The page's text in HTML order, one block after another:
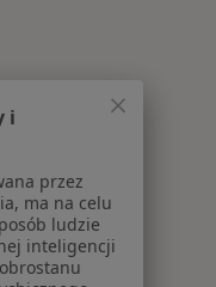
Wałbrzycha
w
i
przez
ma na celu
ludzie
inteligencji